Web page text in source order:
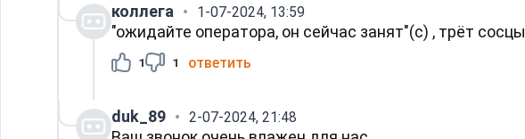
коллега 1-07-2024, 13:59
"ожидайте оператора, он сейчас занят"(с) , трёт сосцы
1 1 ответить
duk_89 2-07-2024, 21:48